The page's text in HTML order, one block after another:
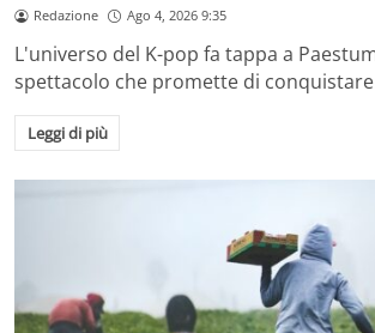
Redazione Ago 4, 2026 9:35
L'universo del K-pop fa tappa a
spettacolo che promette di
Leggi di più